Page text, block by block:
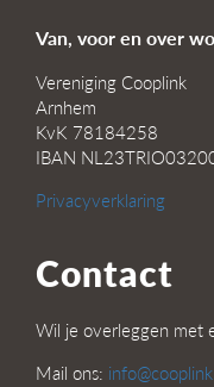
Van, voor en over
Vereniging Cooplink
Arnhem
KvK 78184258
IBAN
Privacyverklaring
Contact
Wil je overleggen met
Mail ons: